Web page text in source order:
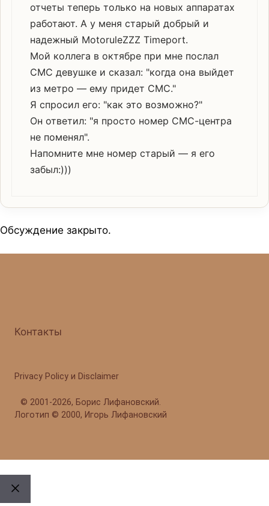
отчеты теперь только на новых аппаратах
работают. А у меня старый добрый и
надежный MotoruleZZZ Timeport.
Мой коллега в октябре при мне послал
СМС девушке и сказал: "когда она выйдет
из метро — ему придет СМС."
Я спросил его: "как это возможно?"
Он ответил: "я просто номер СМС-центра
не поменял".
Напомните мне номер старый — я его
забыл:)))
Обсуждение закрыто.
Контакты
© 2001-2026, Борис Лифановский.
Логотип © 2000, Игорь Лифановский
Privacy Policy и Disclaimer
Закрыть